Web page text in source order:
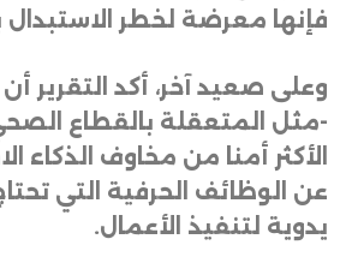
فإنها معرضة لخطر الاستبدال
وعلى صعيد آخر، أكد التقرير
-مثل المتعقلة بالقطاع
الأكثر أمنا من مخاوف الذكاء
عن الوظائف الحرفية التي
يدوية لتنفيذ الأعمال.